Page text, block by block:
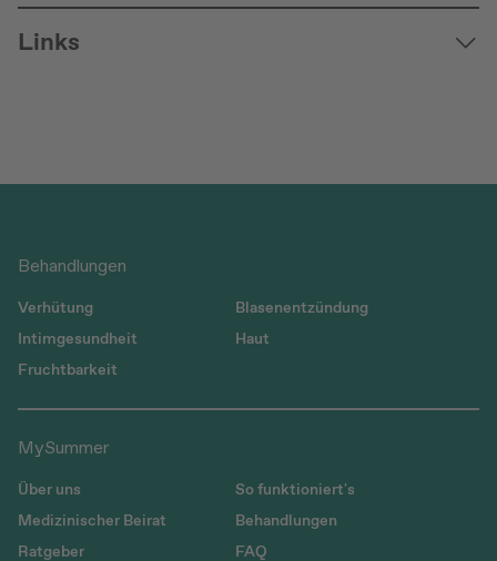
Links
Behandlungen
Verhütung
Blasenentzündung
Intimgesundheit
Haut
Fruchtbarkeit
MySummer
Über uns
So funktioniert's
Medizinischer Beirat
Behandlungen
Ratgeber
FAQ